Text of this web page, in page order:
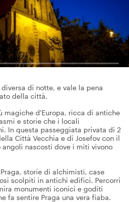
di notte, e vale la pena
della città.
magiche d'Europa, ricca di antiche
e storie che i locali
In questa passeggiata privata di 2
Città Vecchia e di Josefov con il
nascosti dove i miti vivono
storie di alchimisti, case
scolpiti in antichi edifici. Percorri
monumenti iconici e goditi
fa sentire Praga una vera fiaba.